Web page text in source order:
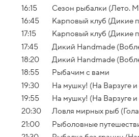
16:15
Сезон рыбалки (Лето.
16:45
Карповый клуб (Дикие
17:15
Карповый клуб (Дикие
17:45
Дикий Handmade
18:20
Дикий Handmade
18:55
Рыбачим с вами
19:30
На мушку! (На Варзуге и
19:55
На мушку! (На Варзуге и
20:30
Ловля мирных рыб
21:00
Рыболовные